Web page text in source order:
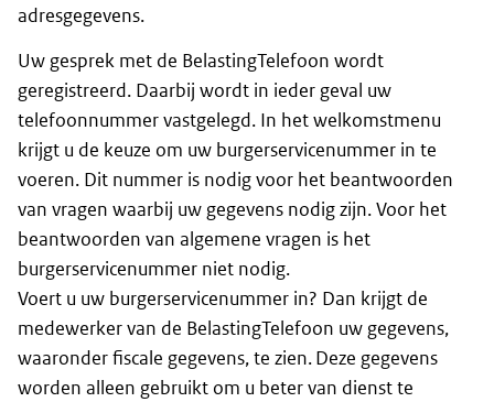
adresgegevens.
Uw gesprek met de BelastingTelefoon wordt
geregistreerd. Daarbij wordt in ieder geval uw
telefoonnummer vastgelegd. In het welkomstmenu
krijgt u de keuze om uw burgerservicenummer in te
voeren. Dit nummer is nodig voor het beantwoorden
van vragen waarbij uw gegevens nodig zijn. Voor het
beantwoorden van algemene vragen is het
burgerservicenummer niet nodig.
Voert u uw burgerservicenummer in? Dan krijgt de
medewerker van de BelastingTelefoon uw gegevens,
waaronder fiscale gegevens, te zien. Deze gegevens
worden alleen gebruikt om u beter van dienst te